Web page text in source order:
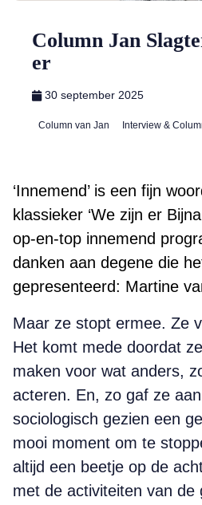
Column Jan
er
30 september 2025
Column van Jan Interview &
‘Innemend’ is een fijn
klassieker ‘We zijn er
op-en-top innemend
danken aan degene die
gepresenteerd: Martine
Maar ze stopt ermee. Ze
Het komt mede doordat
maken voor wat anders,
acteren. En, zo gaf ze
sociologisch gezien een
mooi moment om te
altijd een beetje op de
met de activiteiten van de